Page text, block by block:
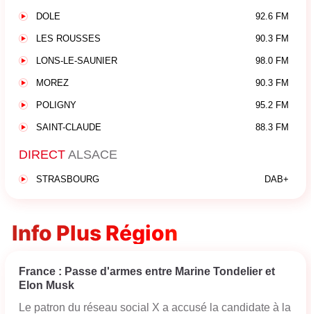
DOLE 92.6 FM
LES ROUSSES 90.3 FM
LONS-LE-SAUNIER 98.0 FM
MOREZ 90.3 FM
POLIGNY 95.2 FM
SAINT-CLAUDE 88.3 FM
DIRECT ALSACE
STRASBOURG DAB+
Info Plus Région
France : Passe d'armes entre Marine Tondelier et
Elon Musk
Le patron du réseau social X a accusé la candidate à la